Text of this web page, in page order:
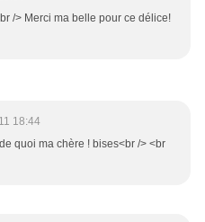
/> Merci ma belle pour ce délice!
18:44
quoi ma chère ! bises<br /> <br